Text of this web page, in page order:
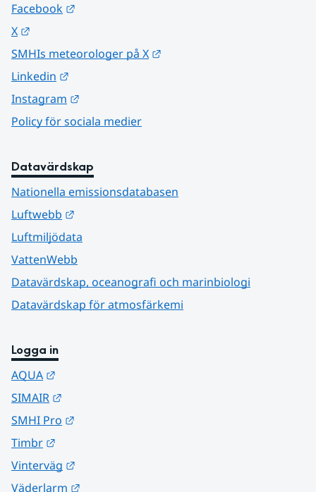
Facebook
X
SMHIs meteorologer på X
Linkedin
Instagram
Policy för sociala medier
Datavärdskap
Nationella emissionsdatabasen
Luftwebb
Luftmiljödata
VattenWebb
Datavärdskap, oceanografi och marinbiologi
Datavärdskap för atmosfärkemi
Logga in
AQUA
SIMAIR
SMHI Pro
Timbr
Vinterväg
Väderlarm